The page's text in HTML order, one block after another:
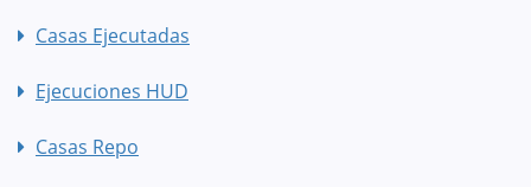
Casas Ejecutadas
Ejecuciones HUD
Casas Repo